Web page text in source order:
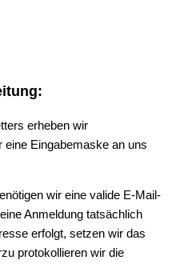
erheben wir
eine Eingabemaske an uns
wir eine valide E-Mail-
Anmeldung tatsächlich
erfolgt, setzen wir das
protokollieren wir die